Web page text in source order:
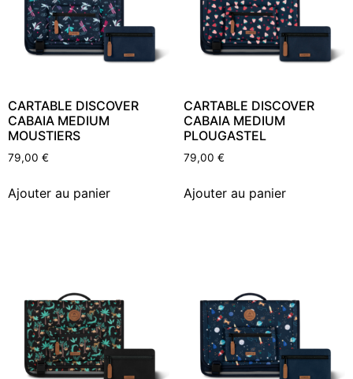
CARTABLE DISCOVER
CABAIA MEDIUM
MOUSTIERS
79,00 €
Ajouter au panier
CARTABLE DISCOVER
CABAIA MEDIUM
PLOUGASTEL
79,00 €
Ajouter au panier